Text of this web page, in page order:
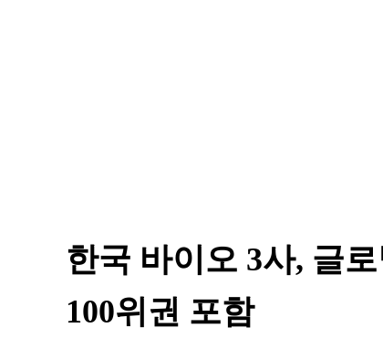
한국 바이오 3사, 글
100위권 포함